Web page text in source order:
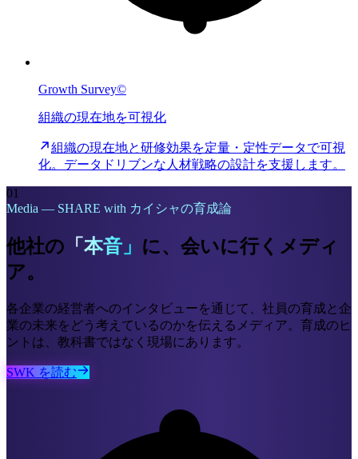
Growth Survey©
組織の現在地を可視化
組織の現在地と研修効果を定量・定性データで可視
化。データドリブンな人材戦略の設計を支援します。
01
Media — SHARE with カイシャの育成論
他社の 「本音」 に、会いに行くメディ
ア。
各企業の経営者へのインタビューを通じて、社員の育成と企
業の未来をどう考えているのかを伝えるメディア。育成のヒ
ントは、教科書ではなく現場にあります。
SWK を読む